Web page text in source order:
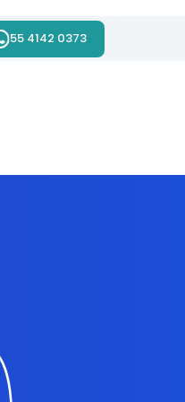
55 4142 0373